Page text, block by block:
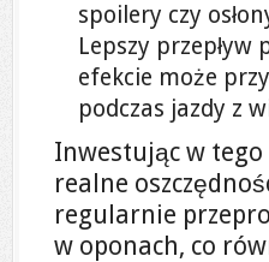
spoilery czy
Lepszy
efekcie może
podczas jazdy z
Inwestując w
realne
regularnie
w oponach, co